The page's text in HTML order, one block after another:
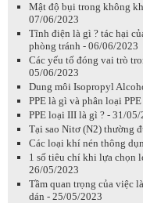
Mật độ bụi trong không
07/06/2023
Tĩnh điện là gì ? tác hại
phòng tránh - 06/06/2023
Các yếu tố đóng vai trò
05/06/2023
Dung môi Isopropyl
PPE là gì và phân loại
PPE loại III là gì ? - 31/05/
Tại sao Nitơ (N2) thường
Các loại khí nén thông
1 số tiêu chí khi lựa chọn
26/05/2023
Tầm quan trọng của việc
dán - 25/05/2023